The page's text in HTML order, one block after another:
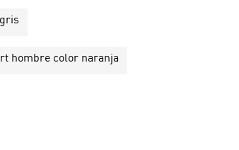
hombre color naranja